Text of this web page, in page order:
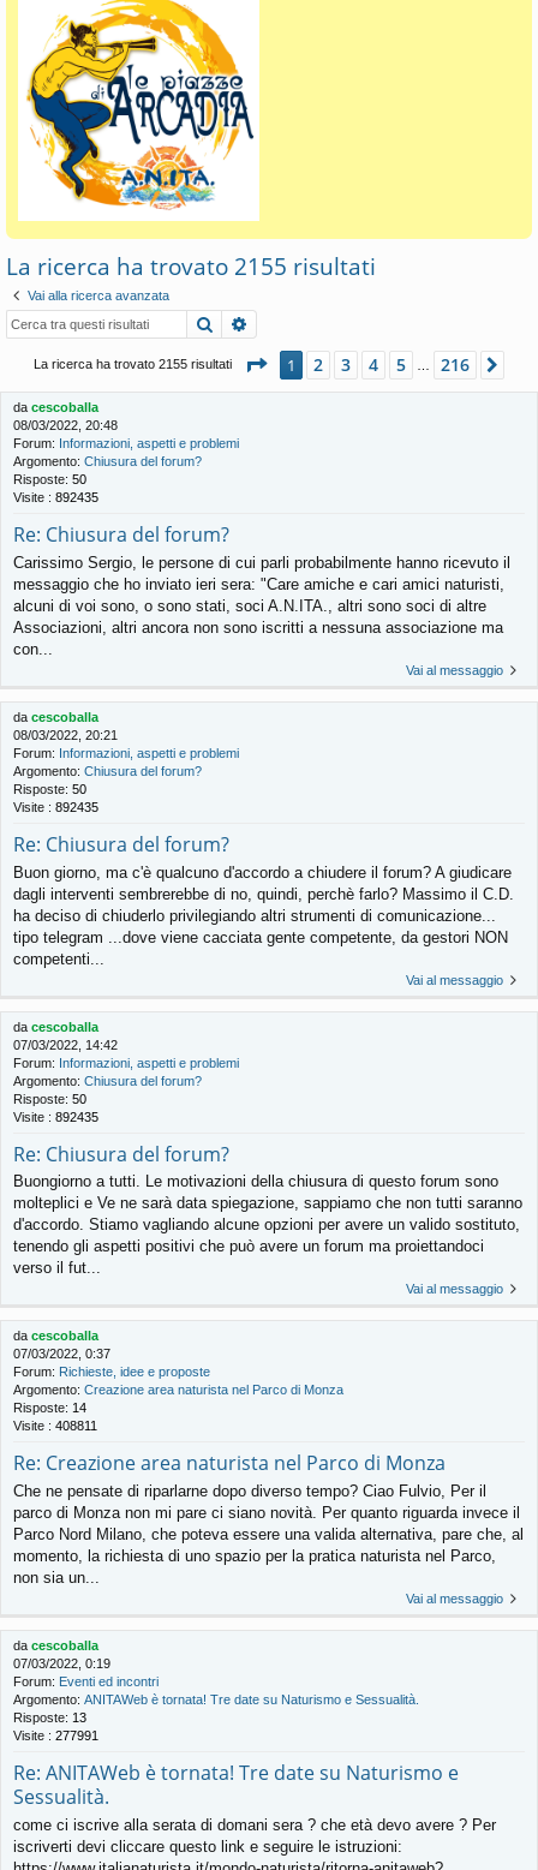
La ricerca ha trovato 2155 risultati
Vai alla ricerca avanzata
Cerca
La ricerca ha trovato 2155 risultati Pagina di 216
1 2 3 4 5 216
da cescoballa
08/03/2022, 20:48
Forum: Informazioni, aspetti e problemi
Argomento: Chiusura del forum?
Risposte: 50
Visite : 892435
Re: Chiusura del forum?
Carissimo Sergio, le persone di cui parli probabilmente hanno ricevuto il
messaggio che ho inviato ieri sera: "Care amiche e cari amici naturisti,
alcuni di voi sono, o sono stati, soci A.N.ITA., altri sono soci di altre
Associazioni, altri ancora non sono iscritti a nessuna associazione ma
con...
Vai al messaggio
da cescoballa
08/03/2022, 20:21
Forum: Informazioni, aspetti e problemi
Argomento: Chiusura del forum?
Risposte: 50
Visite : 892435
Re: Chiusura del forum?
Buon giorno, ma c'è qualcuno d'accordo a chiudere il forum? A giudicare
dagli interventi sembrerebbe di no, quindi, perchè farlo? Massimo il C.D.
ha deciso di chiuderlo privilegiando altri strumenti di comunicazione...
tipo telegram ...dove viene cacciata gente competente, da gestori NON
competenti...
Vai al messaggio
da cescoballa
07/03/2022, 14:42
Forum: Informazioni, aspetti e problemi
Argomento: Chiusura del forum?
Risposte: 50
Visite : 892435
Re: Chiusura del forum?
Buongiorno a tutti. Le motivazioni della chiusura di questo forum sono
molteplici e Ve ne sarà data spiegazione, sappiamo che non tutti saranno
d'accordo. Stiamo vagliando alcune opzioni per avere un valido sostituto,
tenendo gli aspetti positivi che può avere un forum ma proiettandoci
verso il fut...
Vai al messaggio
da cescoballa
07/03/2022, 0:37
Forum: Richieste, idee e proposte
Argomento: Creazione area naturista nel Parco di Monza
Risposte: 14
Visite : 408811
Re: Creazione area naturista nel Parco di Monza
Che ne pensate di riparlarne dopo diverso tempo? Ciao Fulvio, Per il
parco di Monza non mi pare ci siano novità. Per quanto riguarda invece il
Parco Nord Milano, che poteva essere una valida alternativa, pare che, al
momento, la richiesta di uno spazio per la pratica naturista nel Parco,
non sia un...
Vai al messaggio
da cescoballa
07/03/2022, 0:19
Forum: Eventi ed incontri
Argomento: ANITAWeb è tornata! Tre date su Naturismo e Sessualità.
Risposte: 13
Visite : 277991
Re: ANITAWeb è tornata! Tre date su Naturismo e
Sessualità.
come ci iscrive alla serata di domani sera ? che età devo avere ? Per
iscriverti devi cliccare questo link e seguire le istruzioni: